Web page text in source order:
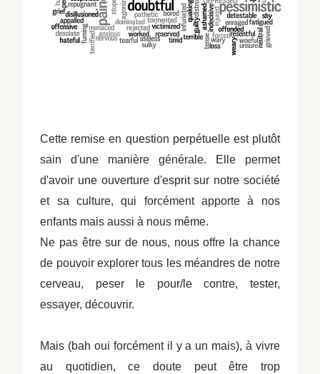
Cette remise en question perpétuelle est plutôt
sain d'une manière générale. Elle permet
d'avoir une ouverture d'esprit sur notre société
et sa culture, qui forcément apporte à nos
enfants mais aussi à nous même.
Ne pas être sur de nous, nous offre la chance
de pouvoir explorer tous les méandres de notre
cerveau, peser le pour/le contre, tester,
essayer, découvrir.
Mais (bah oui forcément il y a un mais), à vivre
au quotidien, ce doute peut être trop